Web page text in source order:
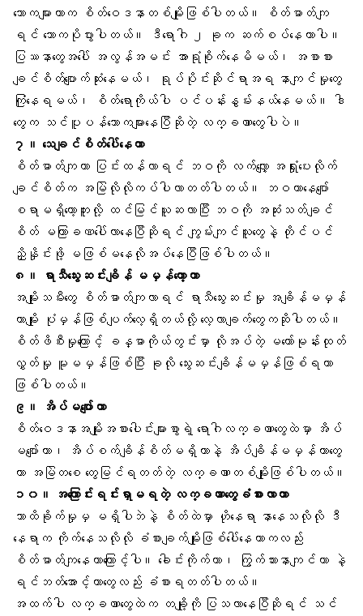
သောကများတာက စိတ်ဝေဒနာတစ်မျိုးဖြစ်ပါတယ်။ စိတ်ဓာတ်ကျ
ရင် သောကပိုပွားပါတယ်။ ဒီရောဂါ ၂ ခုက ဆက်စပ်နေတာပါ။
ပြဿနာတွေအပေါ် အလွန်အမင်း အာရုံစိုက်နေမိမယ်၊ အစာစား
ချင်စိတ်ပျောက်ဆုံးနေမယ်၊ ရုပ်ပိုင်းဆိုင်ရာအရ နာကျင်မှုတွေ
ကြုံနေရမယ်၊ စိတ်ရောကိုယ်ပါ ပင်ပန်းနွမ်းနယ်နေမယ်။ ဒါ
တွေက သင်ပူပန်သောကများနေပြီဆိုတဲ့ လက္ခဏာတွေပါပဲ။
၇။ သေချင်စိတ်ပေါ်နေတာ
စိတ်ဓာတ်ကျတာ ပြင်းထန်လာရင် ဘဝကို လက်လျှော့ အရှုံးပေးလိုက်
ချင်စိတ်က အမြဲလိုလိုကပ်ပါလာတတ်ပါတယ်။ ဘဝဟာနေပျော်
စရာမရှိတော့ဘူးလို့ ထင်မြင်ယူဆလာပြီး ဘဝကို အဆုံးသတ်ချင်
စိတ် မကြာခဏပေါ်လာနေပြီဆိုရင် ကျွမ်းကျင်သူတွေနဲ့ တိုင်ပင်
ညှိနှိုင်းဖို့ မဖြစ်မနေလိုအပ်နေပြီဖြစ်ပါတယ်။
၈။
ရာသီသွေးဆင်းချိန်မမှန်တော့တာ
အမျိုးသမီးတွေ စိတ်ဓာတ်ကျလာရင် ရာသီသွေးဆင်းမှု အချိန်မမှန်
တာမျိုး ပုံမှန်ဖြစ်ပျက်လေ့ရှိတယ်လို့ လေ့လာချက်တွေကဆိုပါတယ်။
စိတ်ဖိစီးမှုကြောင့် ခန္ဓာကိုယ်တွင်းမှာ လိုအပ်တဲ့ မဟော်မုန်းထုတ်
လွှတ်မှု မူမမှန်ဖြစ်ပြီး ခုလို သွေးဆင်းချိန်မမှန်ဖြစ်ရတာ
ဖြစ်ပါတယ်။
၉။ အိပ်မပျော်တာ
စိတ်ဝေဒနာအမျိုးအစားပေါင်းများစွာရဲ့ ရောဂါလက္ခဏာတွေထဲမှာ အိပ်
မပျော်တာ၊ အိပ်စက်ချိန်စိတ်မရှိတာနဲ့ အိပ်ချိန်မမှန်တာတွေ
ဟာ အမြဲတစေ တွေမြင်ရတတ်တဲ့ လက္ခဏာတစ်မျိုးဖြစ်ပါတယ်။
၁၀။ အကြောင်းရင်းရှာမရတဲ့ လက္ခဏာတွေခံစားလာတာ
ဘာထိခိုက်မှုမှ မရှိပါဘဲနဲ့ စိတ်ထဲမှာ ဟိုနေရာ နာနေသလိုလို ဒီ
နေရာက ကိုက်နေသလိုလို ခံစားချက်မျိုးဖြစ်ပေါ်နေတာကလည်း
စိတ်ဓာတ်ကျနေတာကြောင့်ပါ။ ခေါင်းကိုက်တာ၊ ကြွက်သားနာကျင်တာ နဲ့
ရင်ဘတ်အောင့်တာတွေလည်း ခံစားရတတ်ပါတယ်။
အထက်ပါ လက္ခဏာတွေထဲက တချို့ကို ပြသလာနေပြီဆိုရင် သင်